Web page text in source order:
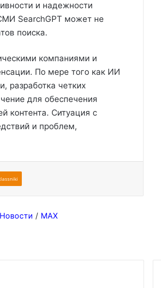
и надежности
SearchGPT может не
поиска.
компаниями и
По мере того как ИИ
разработка четких
для обеспечения
контента. Ситуация с
и проблем,
/ MAX